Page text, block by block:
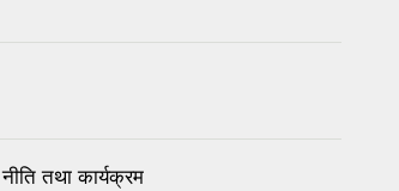
तथा कार्यक्रम